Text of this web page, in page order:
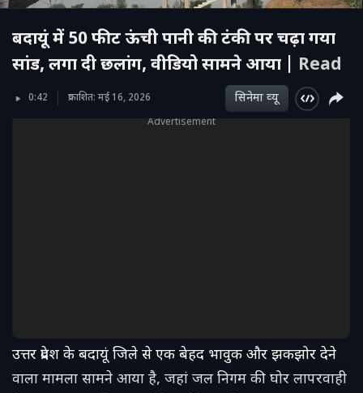
बदायूं में 50 फीट ऊंची पानी की टंकी पर चढ़ा गया
सांड, लगा दी छलांग, वीडियो सामने आया | Read
0:42 प्रकाशित: मई 16, 2026 सिनेमा व्‍यू
Advertisement
उत्तर प्रदेश के बदायूं जिले से एक बेहद भावुक और झकझोर देने
वाला मामला सामने आया है, जहां जल निगम की घोर लापरवाही